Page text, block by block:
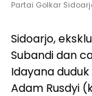
Partai Golkar
Sidoarjo,
Subandi dan
Idayana
Adam Rusdyi